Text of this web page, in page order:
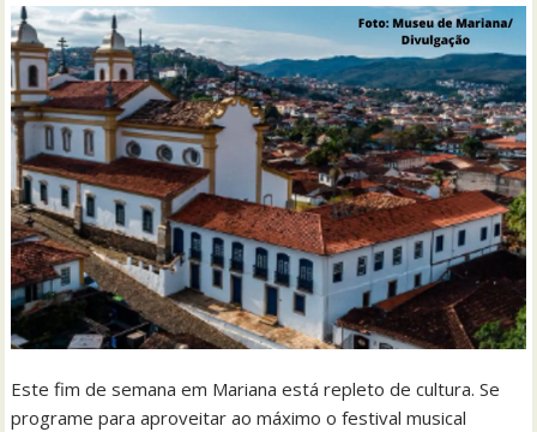
Este fim de semana em Mariana está repleto de cultura. Se
programe para aproveitar ao máximo o festival musical